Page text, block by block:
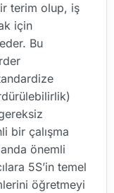
terim olup, iş
için
Bu
bir çalışma
önemli
5S’in temel
öğretmeyi